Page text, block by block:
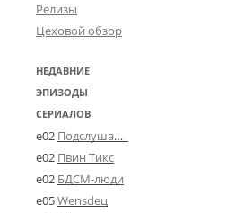
Релизы
Цеховой обзор
НЕДАВНИЕ
ЭПИЗОДЫ
СЕРИАЛОВ
e02 Подслушано в Угличе
e02 Пвин Тикс
e02 БДСМ-люди
e05Wensdeц